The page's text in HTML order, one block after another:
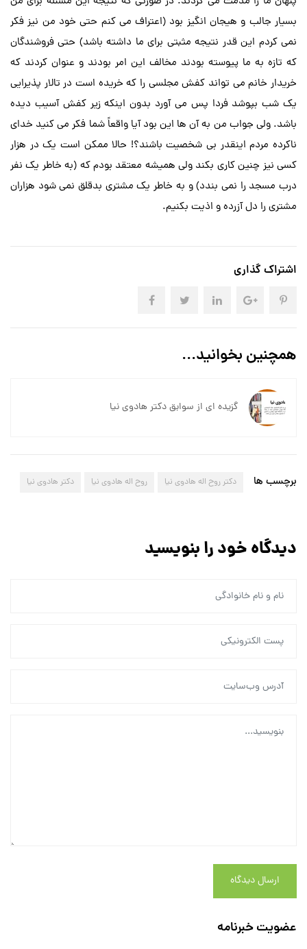
بسیار جالب و هیجان انگیز بود (اعتراف می کنم حتی خود من نیز فکر
نمی کردم این قدر نتیجه مثبتی برای ما داشته باشد) حتی فروشندگان
که تازه به ما پیوسته بودند مخالف این امر بودند و عنوان کردند که
خریدار خانم می تواند کفش مجلسی را که خریده است در تالار پذیرایی
یک شب بپوشد فردا پس می آورد بدون اینکه زیر کفش آسیب دیده
باشد. ولی جواب من به آن ها این بود آیا واقعاً شما فکر می کنید خدای
ناکرده مردم اینقدر بی شخصیت باشند؟! حالا ممکن است یک در هزار
کسی نیز چنین کاری بکند ولی همیشه معتقد بودم که (به خاطر یک نفر
درب مسجد را نمی بندد) و به خاطر یک مشتری بدقلق نمی شود هزاران
مشتری را دل آزرده و اذیت بکنیم.
اشتراک گذاری
همچنین بخوانید...
گزیده ای از سوابق دکتر هادوی نیا
برچسب ها دکتر روح اله هادوی نیا روح اله هادوی نیا دکتر هادوی نیا
دیدگاه خود را بنویسید
ارسال دیدگاه
عضویت خبرنامه